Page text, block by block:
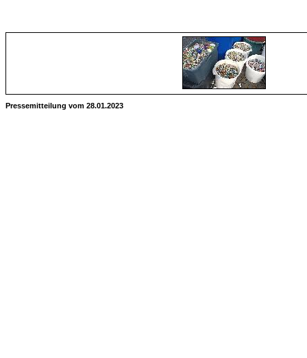
Pressemitteilung vom 28.01.2023